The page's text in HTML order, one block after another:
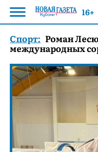
Спорт: Роман
международных
16+